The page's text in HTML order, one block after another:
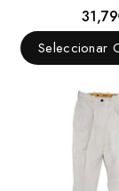
fuera
de
31,79
Seleccionar